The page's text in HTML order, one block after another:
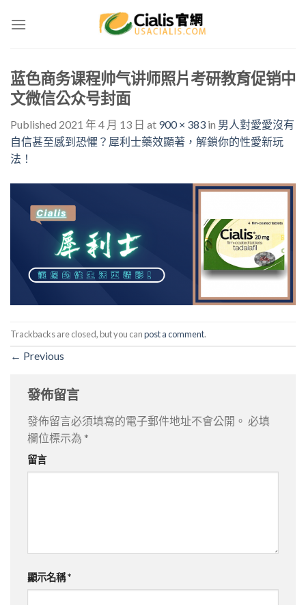
蓝色商务课程帅气讲师照片考研教育促销中
文微信公众号封面
Published 2021 年 4 月 13 日 at 900 × 383 in 男人對愛愛沒有
自信甚至感到恐懼？犀利士藥效顯著，解鎖你的性愛新玩
法！
Trackbacks are closed, but you canpost a comment.
← Previous
發佈留言
發佈留言必須填寫的電子郵件地址不會公開。 必填
欄位標示為 *
留言
顯示名稱*